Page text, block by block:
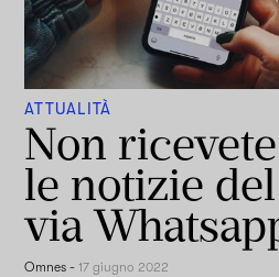
ATTUALITÀ
Non
le notizie
via
Omnes -17 giugno 2022